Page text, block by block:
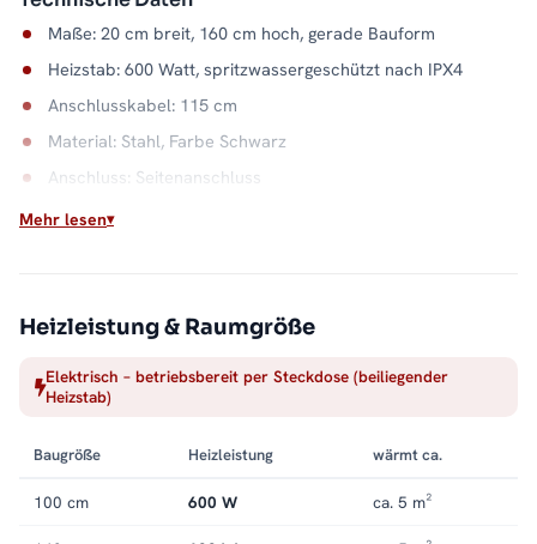
Maße: 20 cm breit, 160 cm hoch, gerade Bauform
Heizstab: 600 Watt, spritzwassergeschützt nach IPX4
Anschlusskabel: 115 cm
Material: Stahl, Farbe Schwarz
Anschluss: Seitenanschluss
Wandabstand: 8,0 - 9,0 cm
Handtücher trocknen auch, wenn die Anlage längst ruht. Der
die Front. Alle Größen und Ausstattungen finden Sie in der
Mehr lesen
Heizleistung & Raumgröße
Elektrisch – betriebsbereit per Steckdose (beiliegender
Heizstab)
Baugröße Heizleistung wärmt ca.
100 cm 600 W ca. 5 m²